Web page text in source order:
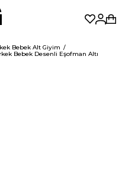
Bebek Alt Giyim
Bebek Desenli Eşofman Altı